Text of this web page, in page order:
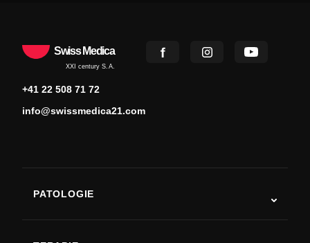
Swiss Medica
XXI century S.A.
+41 22 508 71 72
info@swissmedica21.com
PATOLOGIE